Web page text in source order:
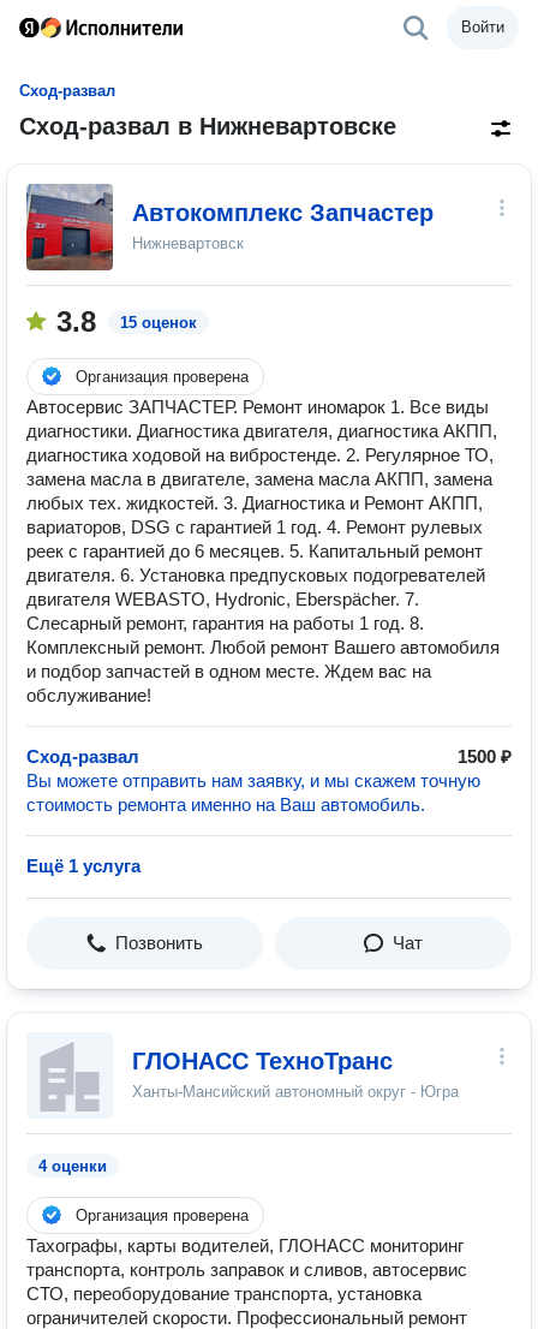
Войти
Сход-развал
Сход-развал в Нижневартовске
Автокомплекс Запчастер
Нижневартовск
3.8 15 оценок
Организация проверена
Автосервис ЗАПЧАСТЕР. Ремонт иномарок 1. Все виды
диагностики. Диагностика двигателя, диагностика АКПП,
диагностика ходовой на вибростенде. 2. Регулярное ТО,
замена масла в двигателе, замена масла АКПП, замена
любых тех. жидкостей. 3. Диагностика и Ремонт АКПП,
вариаторов, DSG с гарантией 1 год. 4. Ремонт рулевых
реек с гарантией до 6 месяцев. 5. Капитальный ремонт
двигателя. 6. Установка предпусковых подогревателей
двигателя WEBASTO, Hydronic, Eberspächer. 7.
Слесарный ремонт, гарантия на работы 1 год. 8.
Комплексный ремонт. Любой ремонт Вашего автомобиля
и подбор запчастей в одном месте. Ждем вас на
обслуживание!
Сход-развал
1500 ₽
Вы можете отправить нам заявку, и мы скажем точную
стоимость ремонта именно на Ваш автомобиль.
Ещё 1 услуга
Позвонить Чат
ГЛОНАСС ТехноТранс
Ханты-Мансийский автономный округ - Югра
4 оценки
Организация проверена
Тахографы, карты водителей, ГЛОНАСС мониторинг
транспорта, контроль заправок и сливов, автосервис
СТО, переоборудование транспорта, установка
ограничителей скорости. Профессиональный ремонт